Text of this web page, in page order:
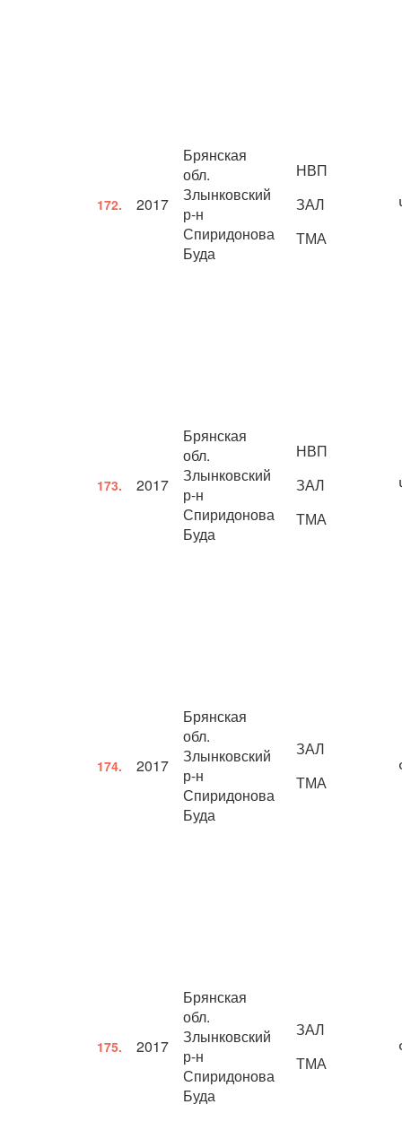
172. 2017
Брянская
обл.
Злынковский
р-н
Спиридонова
Буда
НВП
ЗАЛ
ТМА
173. 2017
Брянская
обл.
Злынковский
р-н
Спиридонова
Буда
НВП
ЗАЛ
ТМА
174. 2017
Брянская
обл.
Злынковский
р-н
Спиридонова
Буда
ЗАЛ
ТМА
175. 2017
Брянская
обл.
Злынковский
р-н
Спиридонова
Буда
ЗАЛ
ТМА